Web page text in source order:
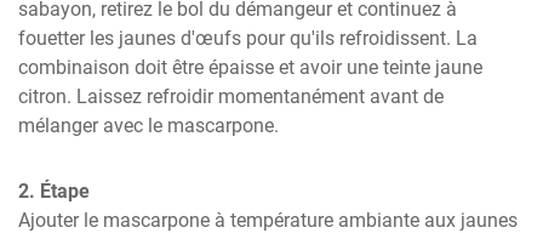
sabayon, retirez le bol du démangeur et continuez à
fouetter les jaunes d'œufs pour qu'ils refroidissent. La
combinaison doit être épaisse et avoir une teinte jaune
citron. Laissez refroidir momentanément avant de
mélanger avec le mascarpone.
2. Étape
Ajouter le mascarpone à température ambiante aux jaunes